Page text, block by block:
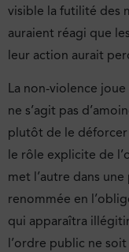
visible la futilité des
auraient réagi que
leur action aurait
La non-violence
ne s’agit pas
plutôt de le
le rôle explicite de
met l’autre dans
renommée en
qui apparaîtra
l’ordre public ne